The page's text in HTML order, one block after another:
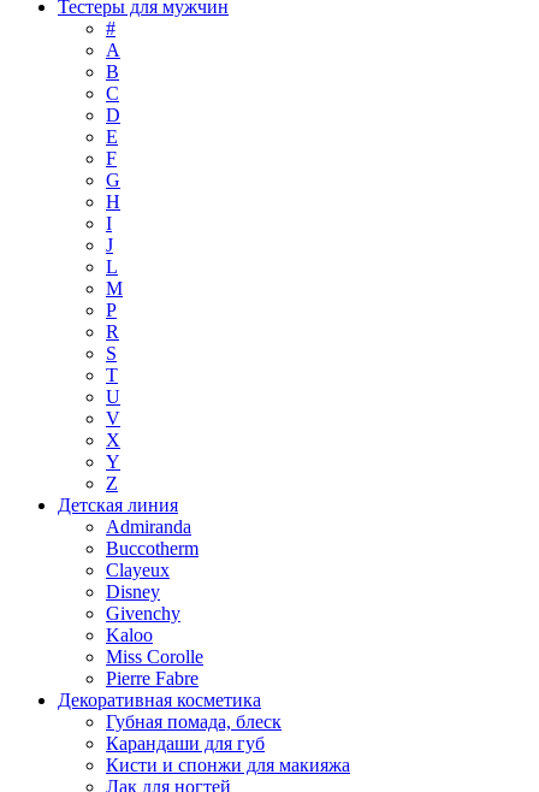
Тестеры для мужчин
#
A
B
C
D
E
F
G
H
I
J
L
M
P
R
S
T
U
V
X
Y
Z
Детская линия
Admiranda
Buccotherm
Clayeux
Disney
Givenchy
Kaloo
Miss Corolle
Pierre Fabre
Декоративная косметика
Губная помада, блеск
Карандаши для губ
Кисти и спонжи для макияжа
Лак для ногтей